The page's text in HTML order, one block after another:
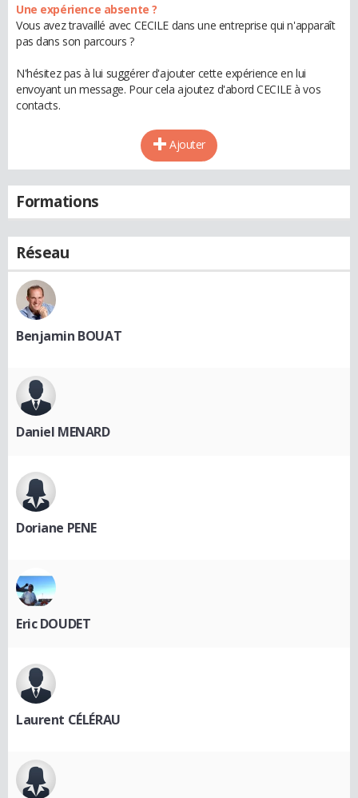
Une expérience absente ?
Vous avez travaillé avec CECILE dans une entreprise qui n'apparaît
pas dans son parcours ?
N'hésitez pas à lui suggérer d'ajouter cette expérience en lui
envoyant un message. Pour cela ajoutez d'abord CECILE à vos
contacts.
Ajouter
Formations
Réseau
Benjamin BOUAT
Daniel MENARD
Doriane PENE
Eric DOUDET
Laurent CÉLÉRAU